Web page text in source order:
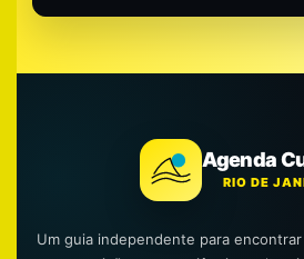
Agenda
RIO DE
Um guia independente para